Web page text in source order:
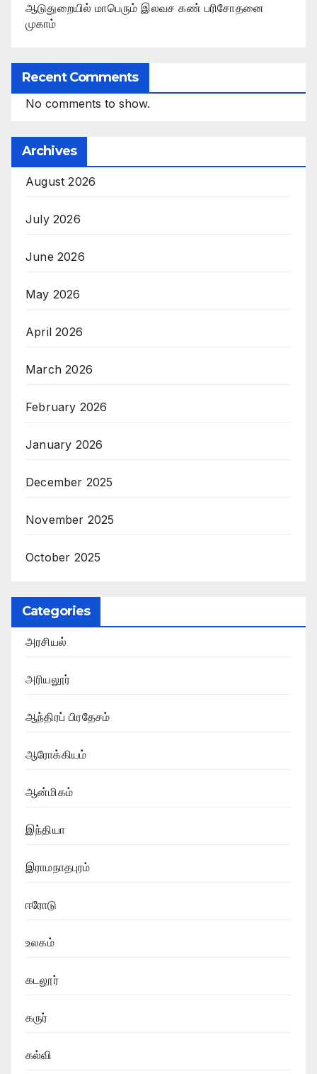
ஆடுதுறையில் மாபெரும் இலவச கண் பரிசோதனை
முகாம்
Recent Comments
No comments to show.
Archives
August 2026
July 2026
June 2026
May 2026
April 2026
March 2026
February 2026
January 2026
December 2025
November 2025
October 2025
Categories
அரசியல்
அரியலூர்
ஆந்திரப் பிரதேசம்
ஆரோக்கியம்
ஆன்மிகம்
இந்தியா
இராமநாதபுரம்
ஈரோடு
உலகம்
கடலூர்
கருர்
கல்வி